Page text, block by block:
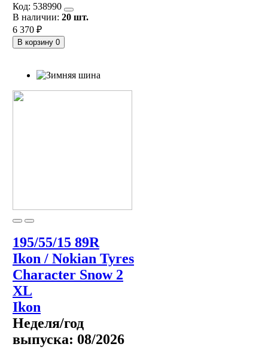
Код: 538990
В наличии: 20 шт.
6 370 ₽
В корзину 0
195/55/15 89R
Ikon / Nokian Tyres
Character Snow 2
XL
Ikon
Неделя/год
выпуска: 08/2026